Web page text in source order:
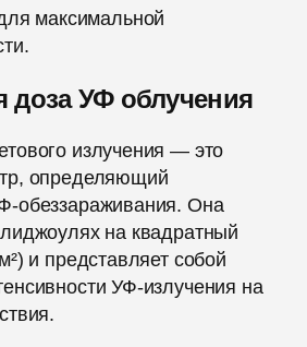
максимальной
доза УФ облучения
излучения — это
определяющий
обеззараживания. Она
на квадратный
и представляет собой
УФ-излучения на